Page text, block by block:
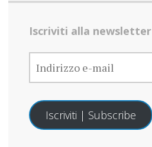
Iscriviti alla newsletter
INDIRIZZO
E-
MAIL
Iscriviti | Subscribe